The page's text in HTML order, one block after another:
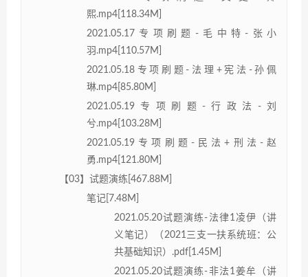
熙.mp4[118.34M]
2021.05.17专项刷题-毛中特-张小
羽.mp4[110.57M]
2021.05.18专项刷题-法理+宪法-孙佩
琳.mp4[85.80M]
2021.05.19专项刷题-行政法-刘
兮.mp4[103.28M]
2021.05.19专项刷题-民法+刑法-赵
勇.mp4[121.80M]
【03】试题演练[467.88M]
笔记[7.48M]
2021.05.20试题演练-法律1凌伊（讲
义笔记）（2021三支一扶系统班：公
共基础知识）.pdf[1.45M]
2021.05.20试题演练-非法1姜牟（讲